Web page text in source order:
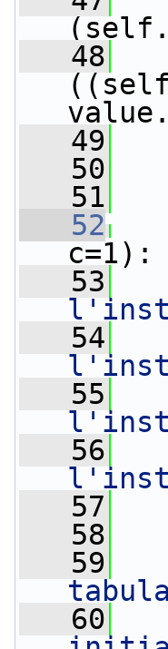
(self.
   48
   49
   50
   51
   52
c=1):
   53
   54
   55
   56
   57
   58
   59
   60